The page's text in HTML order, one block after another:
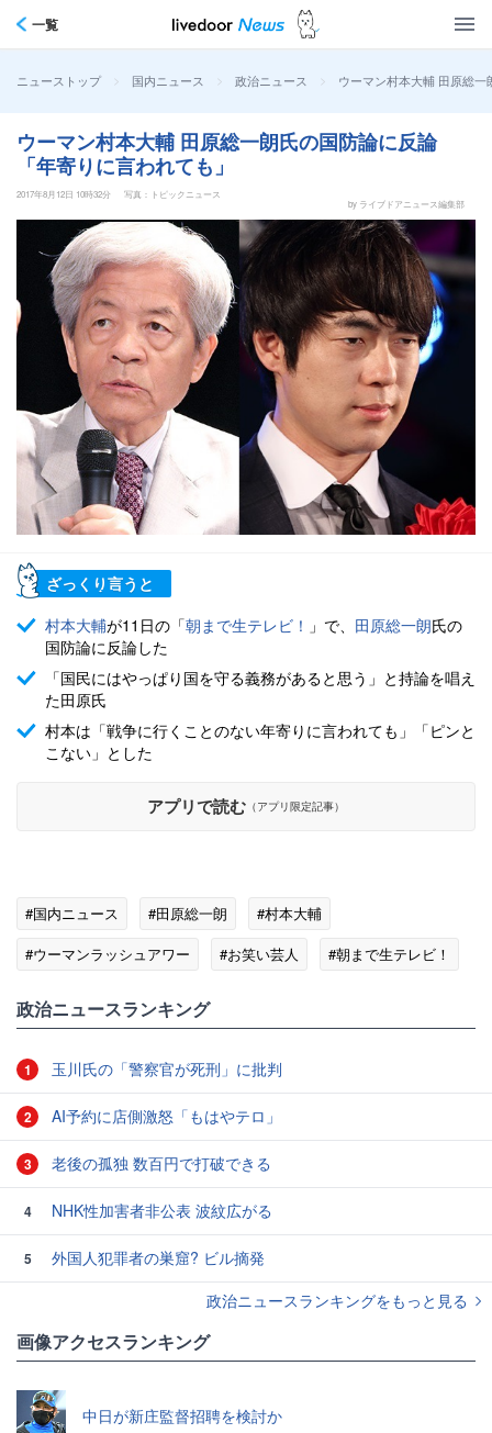
一覧
ニューストップ > 国内ニュース > 政治ニュース > ウーマン村本大輔 田原総
ウーマン村本大輔 田原総一朗氏の国防論に反論
「年寄りに言われても」
2017年8月12日 10時32分
写真：トピックニュース
by ライブドアニュース編集部
ざっくり言うと
村本大輔が11日の「朝まで生テレビ！ 」で、 田原総一朗氏の
国防論に反論した
「国民にはやっぱり国を守る義務があると思う」と持論を唱え
た田原氏
村本は「戦争に行くことのない年寄りに言われても」「ピンと
こない」とした
アプリで読む （アプリ限定記事）
#国内ニュース #田原総一朗
#村本大輔
#ウーマンラッシュアワー
#お笑い芸人 #朝まで生テレビ！
政治ニュースランキング
1 玉川氏の「警察官が死刑」に批判
2 AI予約に店側激怒「もはやテロ」
3 老後の孤独 数百円で打破できる
4 NHK性加害者非公表 波紋広がる
5
外国人犯罪者の巣窟? ビル摘発
政治ニュースランキングをもっと見る
画像アクセスランキング
中日が新庄監督招聘を検討か